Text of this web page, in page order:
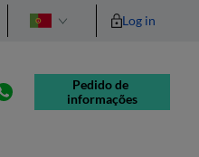
English
Log in
Pedido de
informações